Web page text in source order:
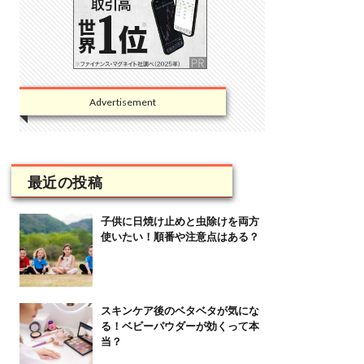
Advertisement
最近の投稿
子供に日焼け止めと虫除けを両方
使いたい！順番や注意点はある？
スキンケア後のベタベタが気にな
る！ベビーパウダーが効くって本
当？